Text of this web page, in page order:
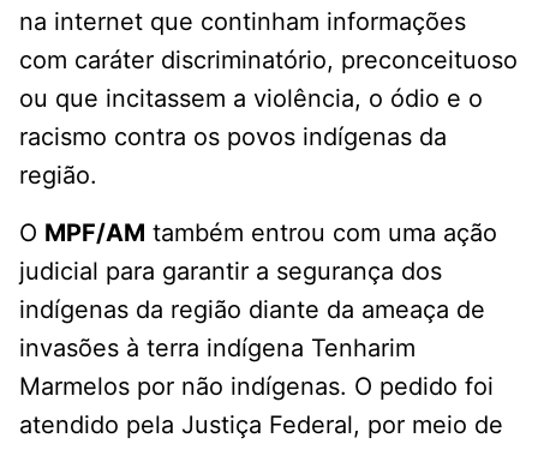
na internet que continham informações
com caráter discriminatório, preconceituoso
ou que incitassem a violência, o ódio e o
racismo contra os povos indígenas da
região.
O MPF/AM também entrou com uma ação
judicial para garantir a segurança dos
indígenas da região diante da ameaça de
invasões à terra indígena Tenharim
Marmelos por não indígenas. O pedido foi
atendido pela Justiça Federal, por meio de